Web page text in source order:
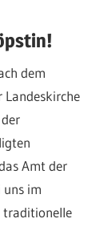
dem
Landeskirche
Amt der
im
traditionelle